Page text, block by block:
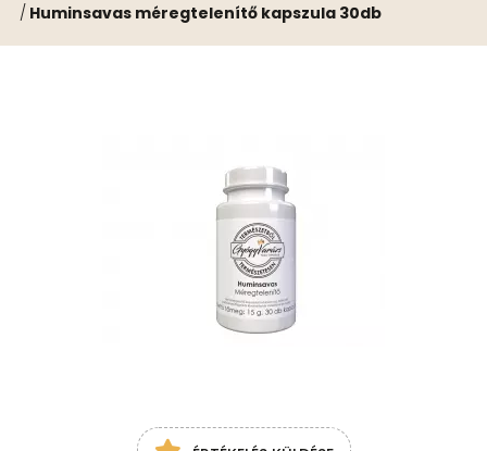
Huminsavas méregtelenítő kapszula 30db